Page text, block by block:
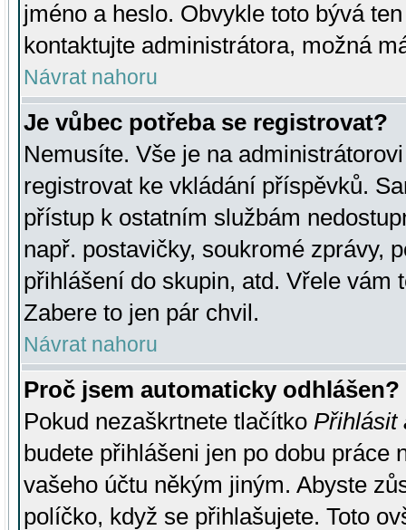
jméno a heslo. Obvykle toto bývá
kontaktujte administrátora, možná
Návrat nahoru
Je vůbec potřeba se registrovat?
Nemusíte. Vše je na
registrovat ke vkládání příspěvků.
přístup k ostatním službám
např. postavičky, soukromé zprávy,
přihlášení do skupin, atd. Vřele vám
Zabere to jen pár chvil.
Návrat nahoru
Proč jsem automaticky odhlášen?
Pokud nezaškrtnete tlačítko Přihlásit
budete přihlášeni jen po dobu práce
vašeho účtu někým jiným. Abyste
políčko, když se přihlašujete. Toto